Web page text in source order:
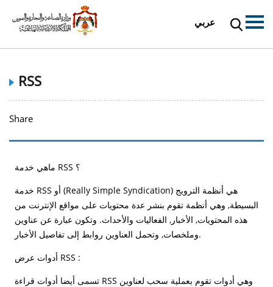
عربي
RSS
Share
​​​​​ماهي خدمة RSS ؟
خدمة RSS أو (Really Simple Syndication) هي أنظمة الترويج
البسيطة, وهي أنظمة تقوم بنشر عدة محتويات على مواقع الإنترنت من
هذه المحتويات, الأخبار, الفعاليات والأحداث. وتكون عبارة عن عناوين
وملخصات, وتحمل العناوين روابط إلى تفاصيل الأخبار.
أدوات عرض RSS :
تسمى أيضا أدوات قراءة RSS وهي أدوات تقوم بعملية سحب لعناوين